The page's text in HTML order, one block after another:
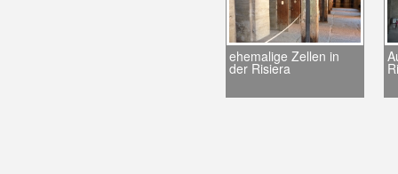
ehemalige Zellen in
der Risiera